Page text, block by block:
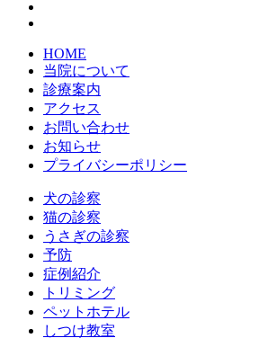
HOME
当院について
診療案内
アクセス
お問い合わせ
お知らせ
プライバシーポリシー
犬の診察
猫の診察
うさぎの診察
予防
症例紹介
トリミング
ペットホテル
しつけ教室